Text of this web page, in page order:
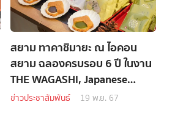
สยาม ทาคาชิมายะ ณ ไอคอน
สยาม ฉลองครบรอบ 6 ปี ในงาน
THE WAGASHI, Japanese
Food, Crafts and Ikebana
ข่าวประชาสัมพันธ์ 19 พ.ย. 67